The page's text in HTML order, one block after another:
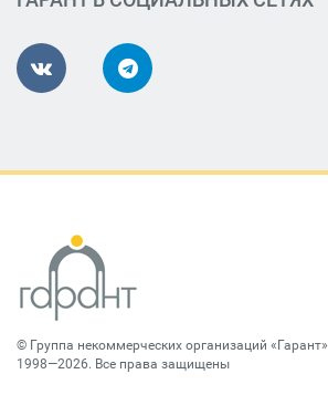
© Группа некоммерческих организаций «Гарант»
1998—2026. Все права защищены